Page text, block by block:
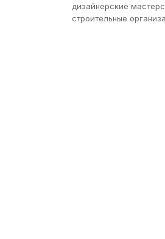
дизайнерские
строительные